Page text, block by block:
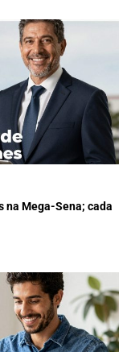
na Mega-Sena; cada